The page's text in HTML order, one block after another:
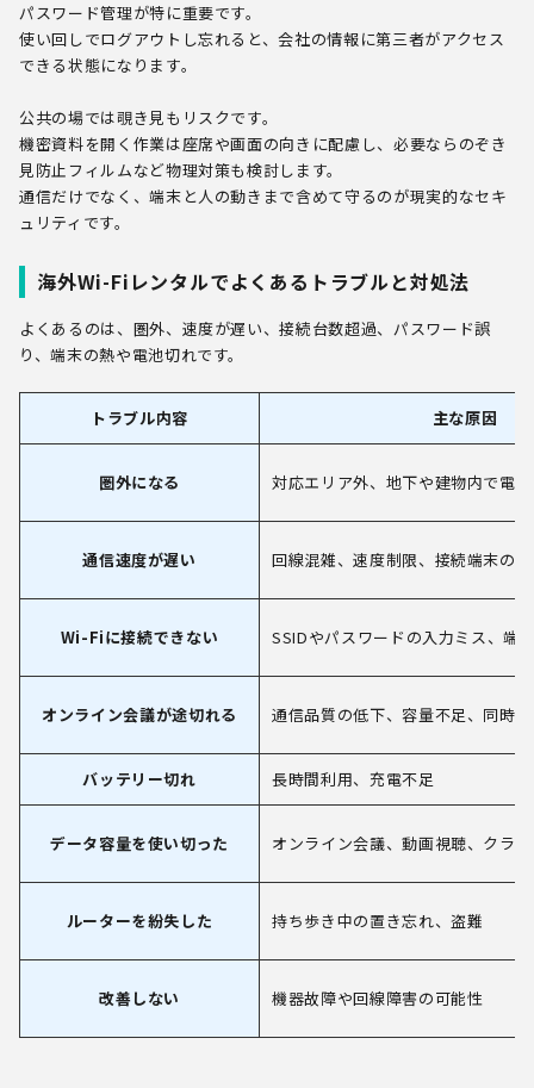
パスワード管理が特に重要です。
使い回しでログアウトし忘れると、会社の情報に第三者がアクセス
できる状態になります。
公共の場では覗き見もリスクです。
機密資料を開く作業は座席や画面の向きに配慮し、必要ならのぞき
見防止フィルムなど物理対策も検討します。
通信だけでなく、端末と人の動きまで含めて守るのが現実的なセキ
ュリティです。
海外Wi-Fiレンタルでよくあるトラブルと対処法
よくあるのは、圏外、速度が遅い、接続台数超過、パスワード誤
り、端末の熱や電池切れです。
トラブル内容 主な原因
圏外になる 対応エリア外、地下や建物内で電
通信速度が遅い 回線混雑、速度制限、接続端末の
Wi-Fiに接続できない SSIDやパスワードの入力ミス、端
オンライン会議が途切れる 通信品質の低下、容量不足、同時
バッテリー切れ 長時間利用、充電不足
データ容量を使い切った オンライン会議、動画視聴、クラ
ルーターを紛失した 持ち歩き中の置き忘れ、盗難
改善しない 機器故障や回線障害の可能性